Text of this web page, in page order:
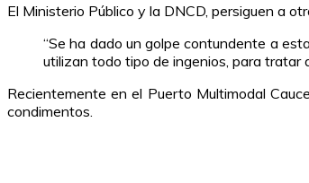
El Ministerio Público y la DNCD, persiguen a
“Se ha dado un golpe contundente a
utilizan todo tipo de ingenios, para tratar
Recientemente en el Puerto Multimodal
condimentos.